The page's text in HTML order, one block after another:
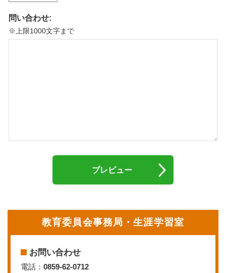
問い合わせ:
※上限1000文字まで
教育委員会事務局・生涯学習室
お問い合わせ
電話： 0859-62-0712